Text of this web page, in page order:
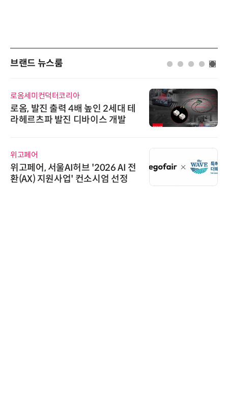
브랜드 뉴스룸
높인 2세대 테
이스 개발
브 '2026 AI 전
소시엄 선정
한국태양유전
태양유전, '안전·환
6' 발간…2030년
가스 감축 추진
디에스앤지, 'AI
우르는 통합 솔루션